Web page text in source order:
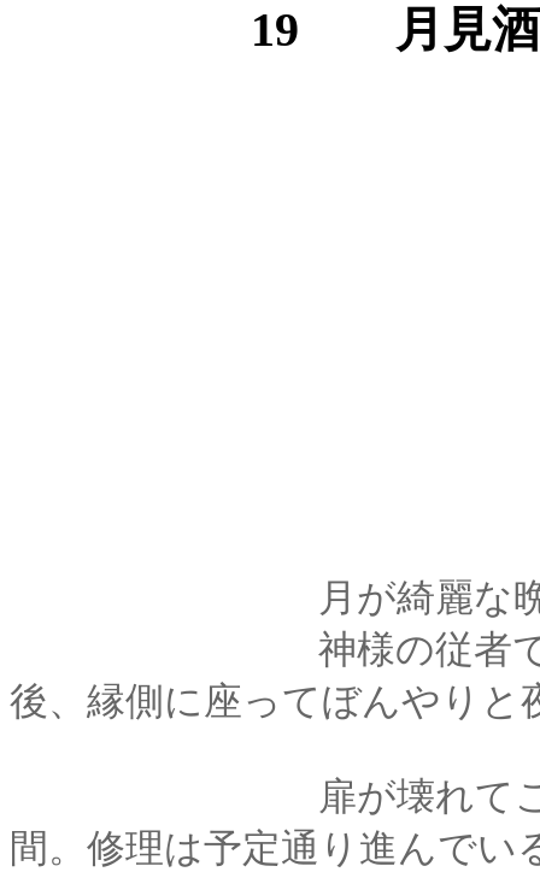
19 月見酒
月が綺麗な晩だ
神様の従者である老
後、縁側に座ってぼんやりと
扉が壊れてこちら側
間。修理は予定通り進んで